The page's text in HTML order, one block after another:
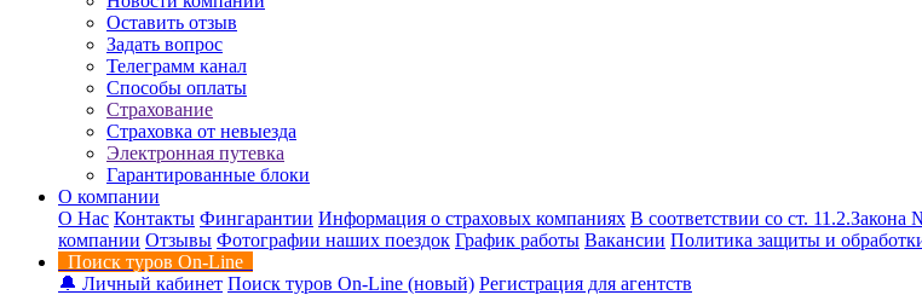
Оставить отзыв
Задать вопрос
Телеграмм канал
Способы оплаты
Страхование
Страховка от невыезда
Электронная путевка
Гарантированные блоки
О компании
О Нас Контакты Фингарантии Информация о страховых компаниях В соответствии со ст.
компании Отзывы Фотографии наших поездок График работы Вакансии Политика защиты и
Поиск туров On-Line
🔔 Личный кабинет Поиск туров On-Line (новый) Регистрация для агентств